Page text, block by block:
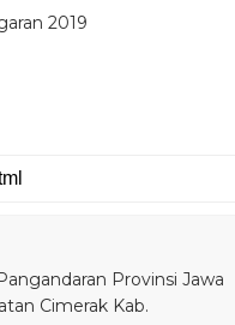
2019
Provinsi Jawa
Cimerak Kab.